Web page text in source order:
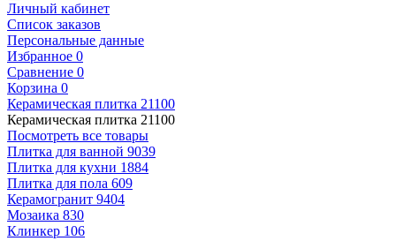
Личный кабинет
Список заказов
Персональные данные
Избранное 0
Сравнение 0
Корзина 0
Керамическая плитка 21100
Керамическая плитка 21100
Посмотреть все товары
Плитка для ванной 9039
Плитка для кухни 1884
Плитка для пола 609
Керамогранит 9404
Мозаика 830
Клинкер 106